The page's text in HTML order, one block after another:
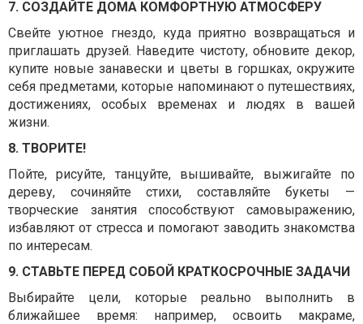
7. СОЗДАЙТЕ ДОМА КОМФОРТНУЮ АТМОСФЕРУ
Свейте уютное гнездо, куда приятно возвращаться и
приглашать друзей. Наведите чистоту, обновите декор,
купите новые занавески и цветы в горшках, окружите
себя предметами, которые напоминают о путешествиях,
достижениях, особых временах и людях в вашей
жизни.
8. ТВОРИТЕ!
Пойте, рисуйте, танцуйте, вышивайте, выжигайте по
дереву, сочиняйте стихи, составляйте букеты —
творческие занятия способствуют самовыражению,
избавляют от стресса и помогают заводить знакомства
по интересам.
9. СТАВЬТЕ ПЕРЕД СОБОЙ КРАТКОСРОЧНЫЕ ЗАДАЧИ
Выбирайте цели, которые реально выполнить в
ближайшее время: например, освоить макраме,